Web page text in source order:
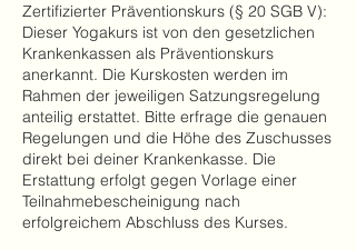
Zertifizierter Präventionskurs (§ 20 SGB V):
Dieser Yogakurs ist von den gesetzlichen
Krankenkassen als Präventionskurs
anerkannt. Die Kurskosten werden im
Rahmen der jeweiligen Satzungsregelung
anteilig erstattet. Bitte erfrage die genauen
Regelungen und die Höhe des Zuschusses
direkt bei deiner Krankenkasse. Die
Erstattung erfolgt gegen Vorlage einer
Teilnahmebescheinigung nach
erfolgreichem Abschluss des Kurses.